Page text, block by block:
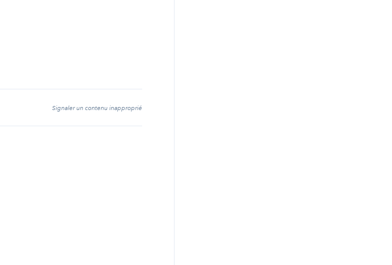
Signaler un contenu inapproprié